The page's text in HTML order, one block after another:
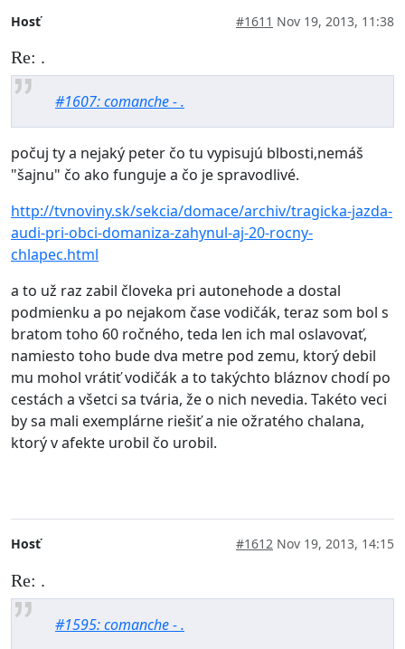
Hosť #1611 Nov 19, 2013, 11:38
Re: .
#1607: comanche - .
počuj ty a nejaký peter čo tu vypisujú blbosti,nemáš
"šajnu" čo ako funguje a čo je spravodlivé.
http://tvnoviny.sk/sekcia/domace/archiv/tragicka-jazda-
audi-pri-obci-domaniza-zahynul-aj-20-rocny-
chlapec.html
a to už raz zabil človeka pri autonehode a dostal
podmienku a po nejakom čase vodičák, teraz som bol s
bratom toho 60 ročného, teda len ich mal oslavovať,
namiesto toho bude dva metre pod zemu, ktorý debil
mu mohol vrátiť vodičák a to takýchto bláznov chodí po
cestách a všetci sa tvária, že o nich nevedia. Takéto veci
by sa mali exemplárne riešiť a nie ožratého chalana,
ktorý v afekte urobil čo urobil.
Hosť #1612 Nov 19, 2013, 14:15
Re: .
#1595: comanche - .